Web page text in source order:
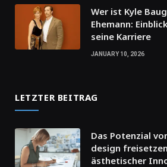
Wer ist Kyle
Ehemann:
seine Karriere
JANUARY 10, 2026
LETZTER BEITRAG
Das Potenzial
design
ästhetischer